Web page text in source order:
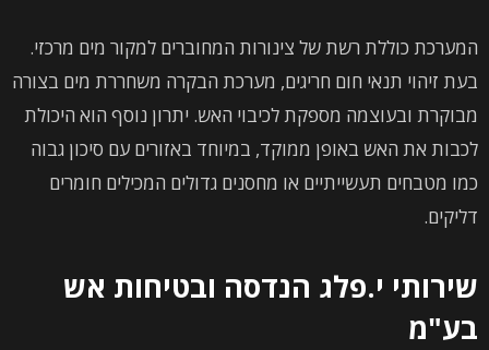
המערכת כוללת רשת של צינורות המחוברים למקור מים מרכזי.
בעת זיהוי תנאי חום חריגים, מערכת הבקרה משחררת מים בצורה
מבוקרת ובעוצמה מספקת לכיבוי האש. יתרון נוסף הוא היכולת
לכבות את האש באופן ממוקד, במיוחד באזורים עם סיכון גבוה
כמו מטבחים תעשייתיים או מחסנים גדולים המכילים חומרים
דליקים.
שירותי י.פלג הנדסה ובטיחות אש
בע"מ